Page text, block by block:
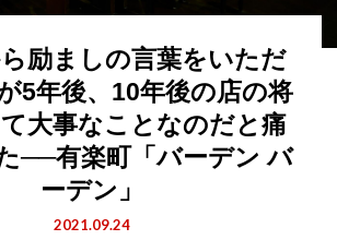
励ましの言葉をいただ
5年後、10年後の店の将
大事なことなのだと痛
──有楽町「バーデン バ
ーデン」
2021.09.24